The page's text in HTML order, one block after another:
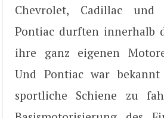
Chevrolet, Cadillac
Pontiac durften innerhalb
ihre ganz eigenen
Und Pontiac war
sportliche Schiene zu